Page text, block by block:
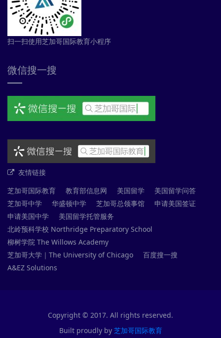
扫一扫使用芝加哥国际教育小程序
微信搜一搜
友情链接
芝加哥国际教育
教育部信息网 美国留学
美国留学问答
芝加哥中学
华盛顿中学 芝加哥总领事馆
申请美国签证
申请美国中学
美国留学托管服务
北岭预科学校 Northridge Preparatory School
柳树学院 The Willows Academy
芝加哥大学｜The University of Chicago
百度搜一搜
A&EZ Solutions
Copyright © 2017. All rights reserved.
Built proudly by 芝加哥国际教育